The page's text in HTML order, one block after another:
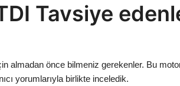
Tavsiye
almadan önce bilmeniz gerekenler. Bu
yorumlarıyla birlikte inceledik.